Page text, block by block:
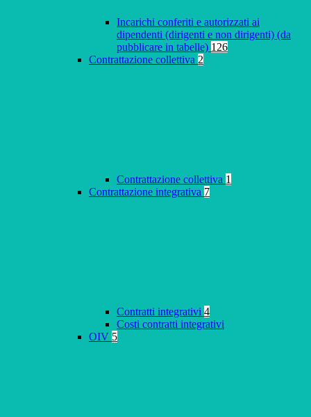
Incarichi conferiti e autorizzati ai
dipendenti (dirigenti e non dirigenti) (da
pubblicare in tabelle) 126
Contrattazione collettiva 2
Contrattazione collettiva 1
Contrattazione integrativa 7
Contratti integrativi 4
Costi contratti integrativi
OIV 5